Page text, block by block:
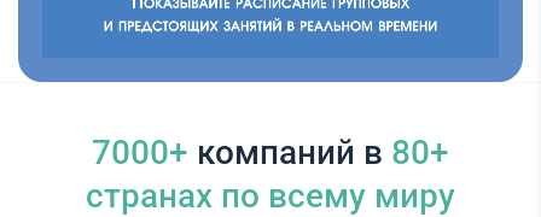
7000+ компаний в 80+
cтранах по всему миру